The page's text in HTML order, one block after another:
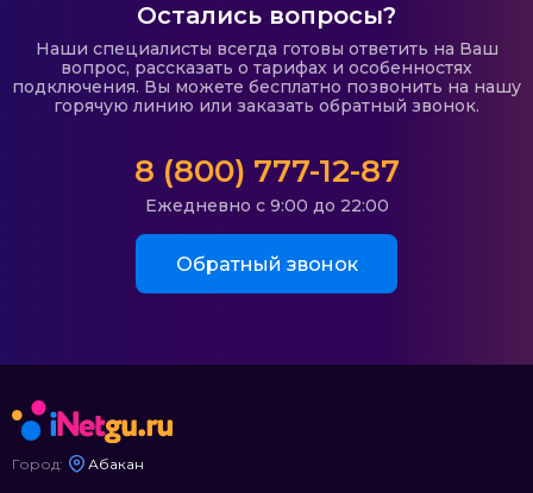
Остались вопросы?
Наши специалисты всегда готовы ответить на Ваш
вопрос, рассказать о тарифах и особенностях
подключения. Вы можете бесплатно позвонить на нашу
горячую линию или заказать обратный звонок.
8 (800) 777-12-87
Ежедневно с 9:00 до 22:00
Обратный звонок
Город: Абакан